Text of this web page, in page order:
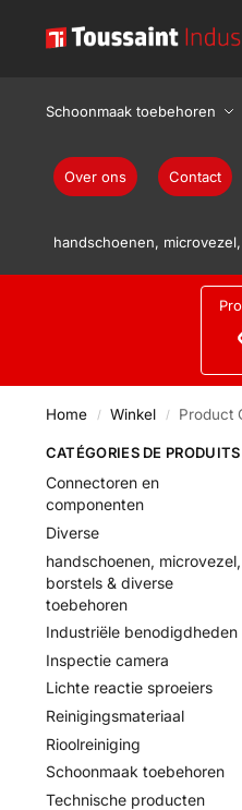
Schoonmaak toebehoren
Over ons Contact
handschoenen,
Home / Winkel / Product
CATÉGORIES DE PRODUITS
Connectoren en
componenten
Diverse
handschoenen, microvezel,
borstels & diverse
toebehoren
Industriële benodigdheden
Inspectie camera
Lichte reactie sproeiers
Reinigingsmateriaal
Rioolreiniging
Schoonmaak toebehoren
Technische producten